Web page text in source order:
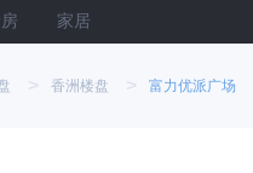
家居
> 香洲楼盘 > 富力优派广场